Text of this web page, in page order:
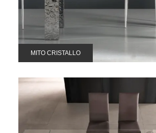
MITO CRISTALLO